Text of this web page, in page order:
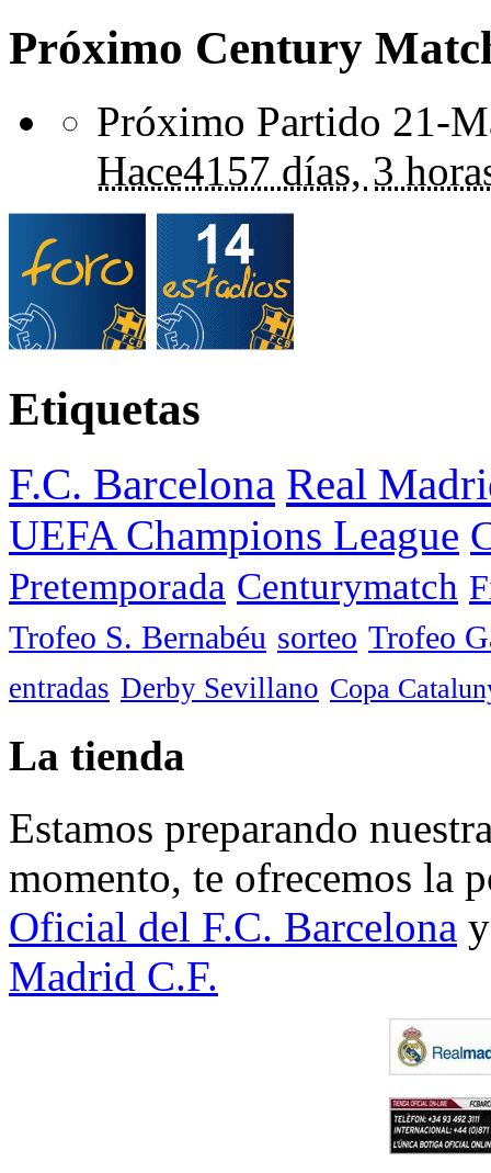
Próximo Century
Próximo Partido 21-
Hace4157 días, 3
Etiquetas
F.C. Barcelona Real
UEFA Champions League
Pretemporada Centurymatch
Trofeo S. Bernabéu sorteo Trofeo
entradas Derby Sevillano Copa
La tienda
Estamos preparando
momento, te ofrecemos la
Oficial del F.C. Barcelona
Madrid C.F.